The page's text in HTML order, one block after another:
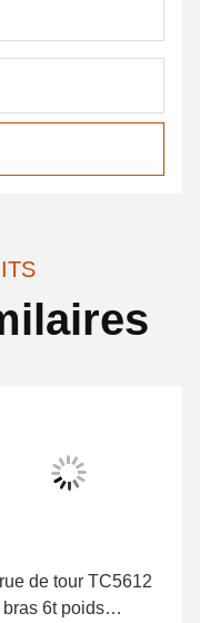
de tour TC5612
6t poids